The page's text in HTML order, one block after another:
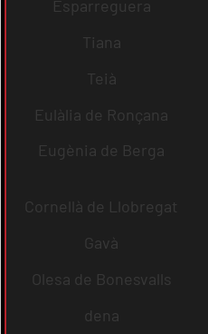
Esparreguera
Tiana
Teià
Eulàlia de Ronçana
Eugènia de Berga
Cornellà de Llobregat
Gavà
Olesa de Bonesvalls
dena